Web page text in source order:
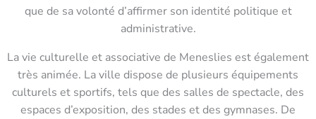
que de sa volonté d’affirmer son identité politique et
administrative.
La vie culturelle et associative de Meneslies est également
très animée. La ville dispose de plusieurs équipements
culturels et sportifs, tels que des salles de spectacle, des
espaces d’exposition, des stades et des gymnases. De